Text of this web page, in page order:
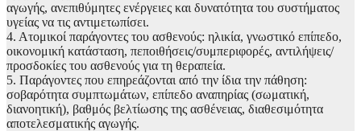
αγωγής, ανεπιθύμητες ενέργειες και δυνατότητα του συστήματος
υγείας να τις αντιμετωπίσει.
4. Ατομικοί παράγοντες του ασθενούς: ηλικία, γνωστικό επίπεδο,
οικονομική κατάσταση, πεποιθήσεις/συμπεριφορές, αντιλήψεις/
προσδοκίες του ασθενούς για τη θεραπεία.
5. Παράγοντες που επηρεάζονται από την ίδια την πάθηση:
σοβαρότητα συμπτωμάτων, επίπεδο αναπηρίας (σωματική,
διανοητική), βαθμός βελτίωσης της ασθένειας, διαθεσιμότητα
αποτελεσματικής αγωγής.